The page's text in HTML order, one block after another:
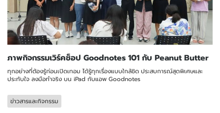
ภาพกิจกรรมเวิร์คช็อป Goodnotes 101 กับ Peanut Butter
ทุกอย่างที่ต้องรู้ก่อนเปิดเทอม ได้รู้ทุกเรื่องแบบใกล้ชิด ประสบการณ์สุดพิเศษและ
ประทับใจ ลงมือทำจริง บน iPad กับแอพ Goodnotes
ข่าวสารและกิจกรรม